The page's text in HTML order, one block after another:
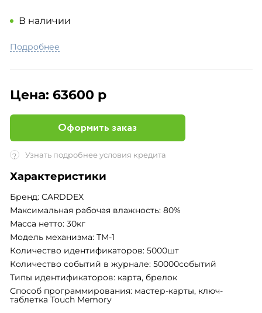
В наличии
Подробнее
Цена: 63600 р
Оформить заказ
? Узнать подробнее условия кредита
Характеристики
Бренд: CARDDEX
Максимальная рабочая влажность: 80%
Масса нетто: 30кг
Модель механизма: ТМ-1
Количество идентификаторов: 5000шт
Количество событий в журнале: 50000событий
Типы идентификаторов: карта, брелок
Способ программирования: мастер-карты, ключ-
таблетка Touch Memory